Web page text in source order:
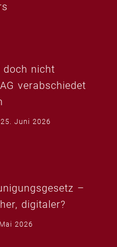
nicht
verabschiedet
25. Juni 2026
–
digitaler?
2026